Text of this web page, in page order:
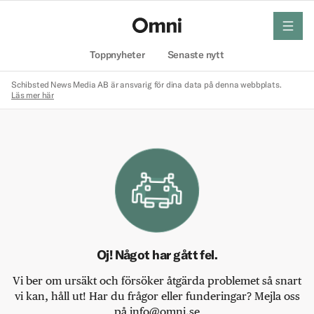
Toppnyheter Senaste nytt
meny
Schibsted News Media AB är ansvarig för dina data på denna webbplats.
Läs mer här
Oj! Något har gått fel.
Vi ber om ursäkt och försöker åtgärda problemet så snart
vi kan, håll ut! Har du frågor eller funderingar? Mejla oss